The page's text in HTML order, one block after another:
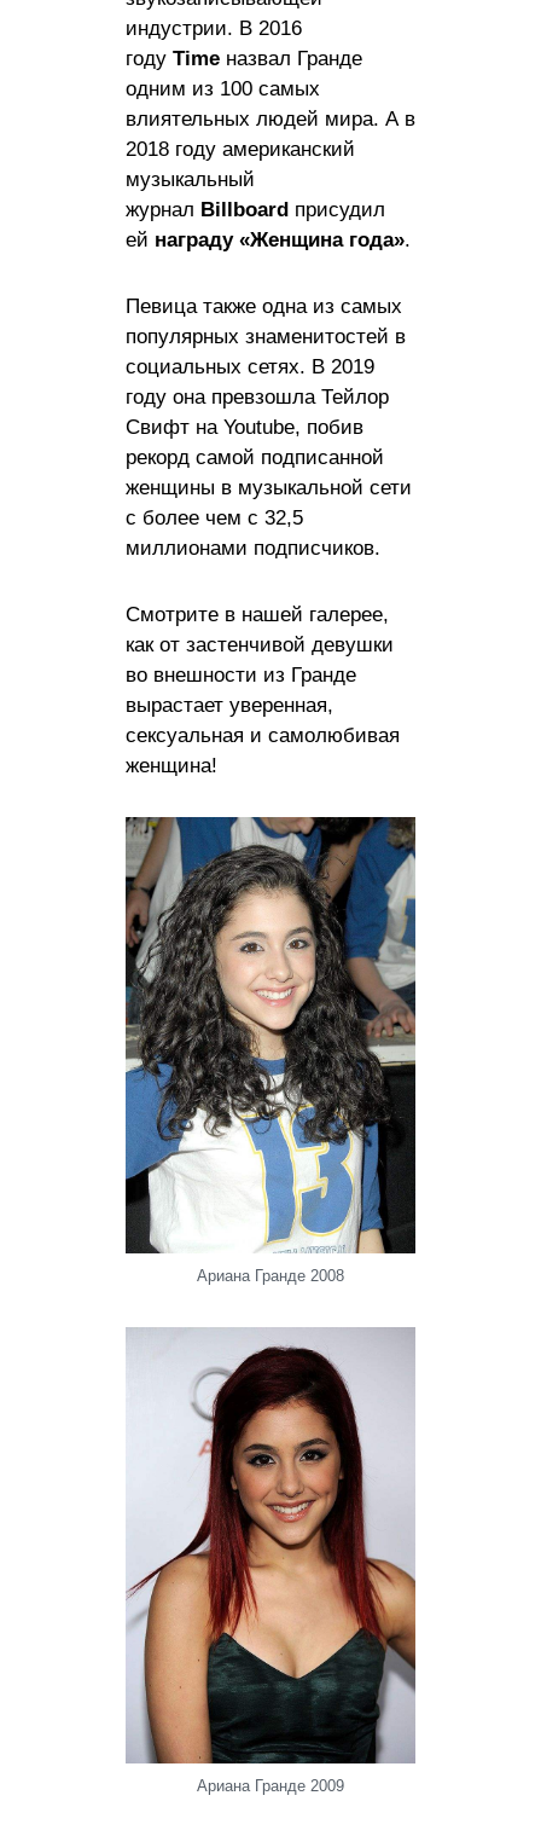
индустрии. В 2016
году Time назвал Гранде
одним из 100 самых
влиятельных людей мира. А в
2018 году американский
музыкальный
журнал Billboard присудил
ей награду «Женщина года».
Певица также одна из самых
популярных знаменитостей в
социальных сетях. В 2019
году она превзошла Тейлор
Свифт на Youtube, побив
рекорд самой подписанной
женщины в музыкальной сети
с более чем с 32,5
миллионами подписчиков.
Смотрите в нашей галерее,
как от застенчивой девушки
во внешности из Гранде
вырастает уверенная,
сексуальная и самолюбивая
женщина!
Ариана Гранде 2008
Ариана Гранде 2009